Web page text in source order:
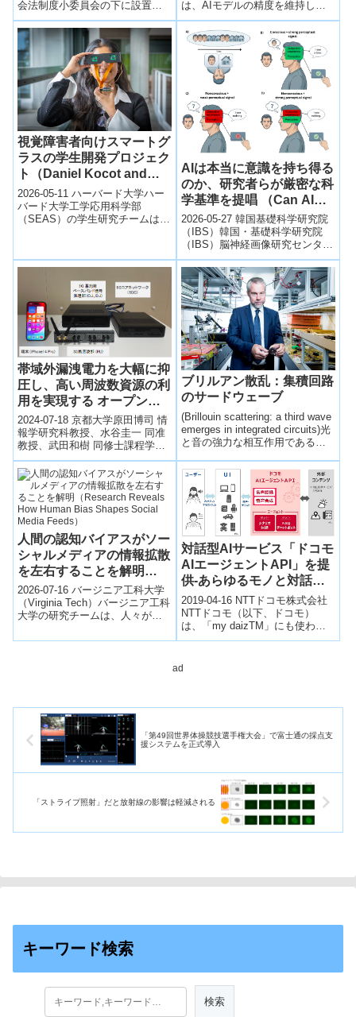
会法制度小委員会の下に設置さ
れた「図書館関係の権利制限規
定の在り方に関するワーキング
チーム」...
は、AIモデルの精度を維持しつ
つ、訓練データの機密性を保護
する新たな手法「PAC Pr...
視覚障害者向けスマートグ
ラスの学生開発プロジェク
ト（Daniel Kocot and
Elsa Oreen’s Senior
Project: Smart Glasses
for the Visually
2026-05-11 ハーバード大学ハー
バード大学工学応用科学部
（SEAS）の学生研究チームは、
スマートグ...
AIは本当に意識を持ち得る
のか、研究者らが厳密な科
学基準を提唱 （Can AI
Really Be Conscious?
Researchers Call for
More Rigorous Scientific
Standards）
2026-05-27 韓国基礎科学研究院
（IBS）韓国・基礎科学研究院
（IBS）脳神経画像研究センター
の羅学寛（Hakwan Lau）所長ら
の研究チームは、「A...
帯域外漏洩電力を大幅に抑
圧し、高い周波数資源の利
用を実現する オープンソ
ース型ローカル5Gシステ
ムを開発～商用端末も接続
可能なシンプルで小型なロ
ーカル５Gの社会実装を加
速～
2024-07-18 京都大学原田博司 情
報学研究科教授、水谷圭一 同准
教授、武田和樹 同修士課程学生
の研究グループは、帯域外漏洩
電力を大幅に抑圧し、周波数を
高...
ブリルアン散乱：集積回路
のサードウェーブ
(Brillouin scattering: a third wave
emerges in integrated circuits)光
と音の強力な相互作用であるブ
する技術の可能性について報
告。
人間の認知バイアスがソー
シャルメディアの情報拡散
を左右することを解明
（Research Reveals How
Human Bias Shapes
Social Media Feeds）
2026-07-16 バージニア工科大学
（Virginia Tech）バージニア工科
大学の研究チームは、人々が珍
重要視する「希少性バ...
対話型AIサービス「ドコモ
AIエージェントAPI」を提
供-あらゆるモノと対話で
きる世界を実現-
2019-04-16 NTTドコモ株式会社
NTTドコモ（以下、ドコモ）
は、「my daizTM」にも使われ
ている対話型AIサービス「ドコ
ad
「第49回世界体操競技選手権大会」で富士通の採点支
援システムを正式導入
「ストライプ照射」だと放射線の影響は軽減される
キーワード検索